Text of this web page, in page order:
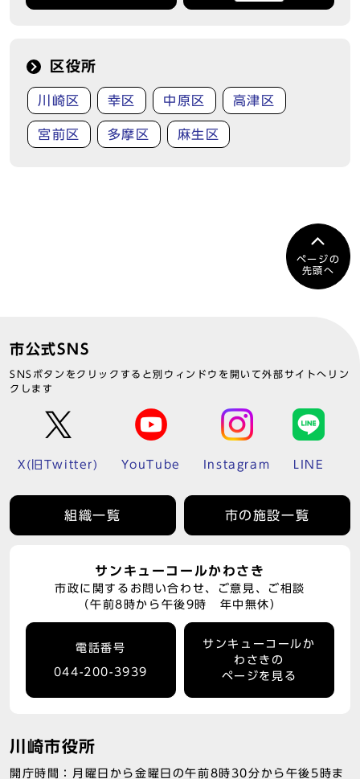
区役所
川崎区 幸区 中原区 高津区
宮前区 多摩区 麻生区
ページの
先頭へ
市公式SNS
SNSボタンをクリックすると別ウィンドウを開いて外部サイトへリン
クします
X(旧Twitter) YouTube Instagram LINE
組織一覧 市の施設一覧
サンキューコールかわさき
市政に関するお問い合わせ、ご意見、ご相談
（午前8時から午後9時 年中無休）
電話番号
044-200-3939
サンキューコールか
わさきの
ページを見る
川崎市役所
開庁時間：月曜日から金曜日の午前8時30分から午後5時ま